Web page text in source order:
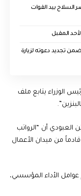
السلاح بيد القوات
المقبل
تجديد دعوته لزيارة
الوزراء يتابع ملف
العبودي أن “الرواتب
من ميدان الأعمال
عوامل الأداء المؤسسي،